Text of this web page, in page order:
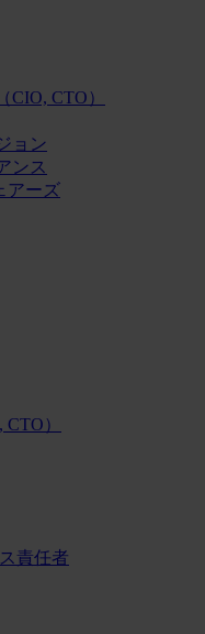
CTO）
ョン
ンス
アーズ
）
責任者